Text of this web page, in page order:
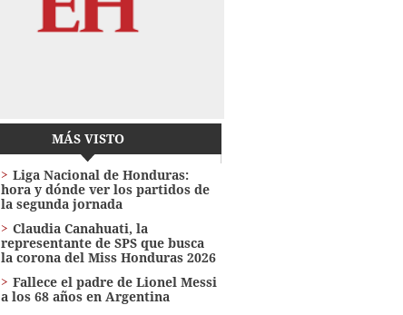
MÁS VISTO
Liga Nacional de Honduras:
hora y dónde ver los partidos de
la segunda jornada
Claudia Canahuati, la
representante de SPS que busca
la corona del Miss Honduras 2026
Fallece el padre de Lionel Messi
a los 68 años en Argentina